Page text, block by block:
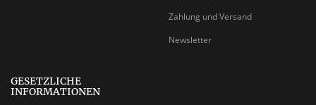
Zahlung und Versand
Newsletter
GESETZLICHE
INFORMATIONEN